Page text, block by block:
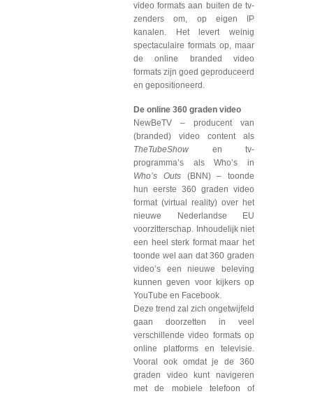
video formats aan buiten de tv-
zenders om, op eigen IP
kanalen. Het levert weinig
spectaculaire formats op, maar
de online branded video
formats zijn goed geproduceerd
en gepositioneerd.
De online 360 graden video
NewBeTV – producent van
(branded) video content als
TheTubeShow en tv-
programma’s als Who’s in
Who’s Outs(BNN) – toonde
hun eerste 360 graden video
format (virtual reality) over het
nieuwe Nederlandse EU
voorzitterschap. Inhoudelijk niet
een heel sterk format maar het
toonde wel aan dat 360 graden
video’s een nieuwe beleving
kunnen geven voor kijkers op
YouTube en Facebook.
Deze trend zal zich ongetwijfeld
gaan doorzetten in veel
verschillende video formats op
online platforms en televisie.
Vooral ook omdat je de 360
graden video kunt navigeren
met de mobiele telefoon of